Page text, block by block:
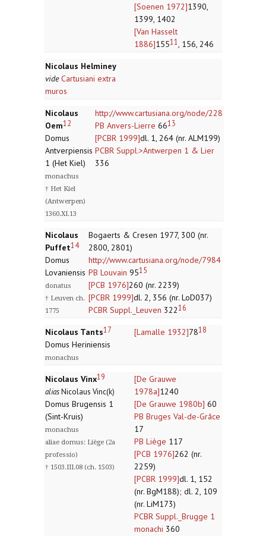
[Soenen 1972]1390,
1399, 1402
[Van Hasselt
1886]15511, 156, 246
Nicolaus Helminey
vide Cartusiani extra
muros
Nicolaus
Oem12
Domus
Antverpiensis
1 (Het Kiel)
monachus
† Het Kiel
(Antwerpen)
1360.XI.13
http://www.cartusiana.org/node/228
PB Anvers-Lierre 6613
[PCBR 1999]dl. 1, 264 (nr. ALM199)
PCBR Suppl.>Antwerpen 1 & Lier
336
Nicolaus
Puffet14
Domus
Lovaniensis
donatus
† Leuven ch.
1775
Bogaerts & Cresen 1977, 300 (nr.
2800, 2801)
http://www.cartusiana.org/node/7984
PB Louvain 9515
[PCB 1976]260 (nr. 2239)
[PCBR 1999]dl. 2, 356 (nr. LoD037)
PCBR Suppl._Leuven 32216
Nicolaus Tants17
Domus Heriniensis
monachus
[Lamalle 1932]7818
Nicolaus Vinx19
aliasNicolaus Vinc(k)
Domus Brugensis 1
(Sint-Kruis)
monachus
aliae domus: Liège (2a
professio)
† 1503.III.08 (ch. 1503)
[De Grauwe
1978a]1240
[De Grauwe 1980b] 60
PB Bruges Val-de-Grâce
17
PB Liège 117
[PCB 1976]262 (nr.
2259)
[PCBR 1999]dl. 1, 152
(nr. BgM188); dl. 2, 109
(nr. LiM173)
PCBR Suppl._Brugge 1
monachi 360